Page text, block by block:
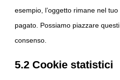
esempio, l’oggetto rimane nel
pagato. Possiamo piazzare
consenso.
5.2 Cookie statistici